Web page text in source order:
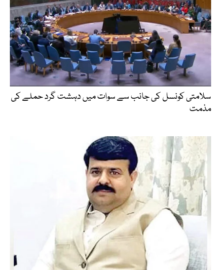
سلامتی کونسل کی جانب سے سوات میں دہشت گرد حملے کی
مذمت